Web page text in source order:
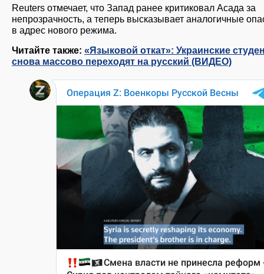
Reuters отмечает, что Запад ранее критиковал Асада за
непрозрачность, а теперь высказывает аналогичные
в адрес нового режима.
Читайте также: «Языковой откат»: Украинские
снова массово переходят на русский (ВИДЕО)